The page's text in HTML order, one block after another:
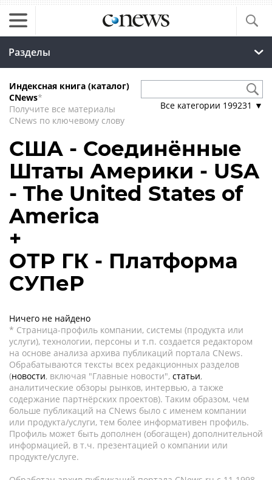
Разделы
Индексная книга (каталог)
CNews*
Получите все материалы
CNews по ключевому слову
Все категории 199231 ▼
США - Соединённые
Штаты Америки - USA
- The United States of
America
+
ОТР ГК - Платформа
СУПеР
Ничего не найдено
* Страница-профиль компании, системы (продукта или
услуги), технологии, персоны и т.п. создается редактором
на основе анализа архива публикаций портала CNews.
Обрабатываются тексты всех редакционных разделов
(новости, включая "Главные новости", статьи,
аналитические обзоры рынков, интервью, а также
содержание партнёрских проектов). Таким образом, чем
больше публикаций на CNews было с именем компании
или продукта/услуги, тем более информативен профиль.
Профиль может быть дополнен (обогащен) дополнительной
информацией, в т.ч. презентацией о компании или
продукте/услуге.